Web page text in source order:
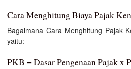
Cara Menghitung Biaya Pajak
Bagaimana Cara Menghitung Pajak
yaitu:
PKB = Dasar Pengenaan Pajak x